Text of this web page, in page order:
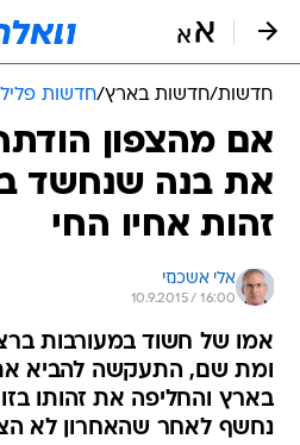
חדשות/חדשות בארץ/חדשות
אם מהצפון
את בנה שנחשד
זהות אחיו החי
אלי אשכנזי
10.9.2015 / 16:00
אמו של חשוד במעורבות
ומת שם, התעקשה להביא את
בארץ והחליפה את זהותו
נחשף לאחר שהאחרון לא